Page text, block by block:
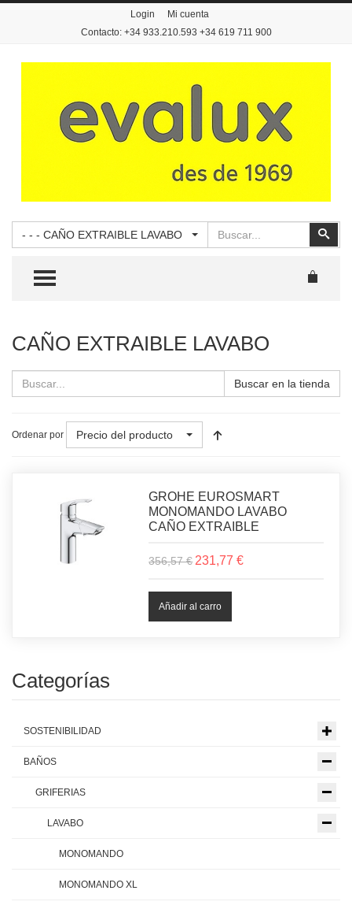
Login
Mi cuenta
Contacto: +34 933.210.593 +34 619 711 900
- - - CAÑO EXTRAIBLE LAVABO
TOGGLE MENU
CAÑO EXTRAIBLE LAVABO
Buscar en la tienda
Ordenar por Precio del producto
GROHE EUROSMART
MONOMANDO LAVABO
CAÑO EXTRAIBLE
356,57 € 231,77 €
Categorías
SOSTENIBILIDAD
BAÑOS
GRIFERIAS
LAVABO
MONOMANDO
MONOMANDO XL